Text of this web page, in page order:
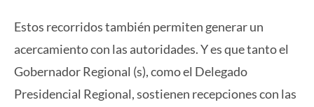
Estos recorridos también permiten generar un
acercamiento con las autoridades. Y es que tanto el
Gobernador Regional (s), como el Delegado
Presidencial Regional, sostienen recepciones con las